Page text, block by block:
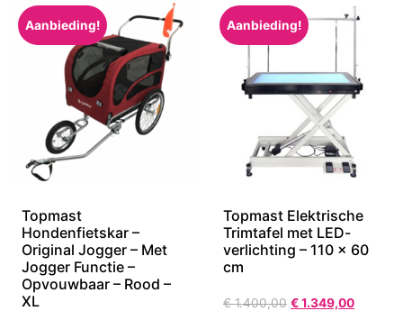
Aanbieding!
Topmast
Hondenfietskar –
Original Jogger – Met
Jogger Functie –
Opvouwbaar – Rood –
XL
Aanbieding!
Topmast Elektrische
Trimtafel met LED-
verlichting – 110 × 60
cm
€1.400,00 €1.349,00